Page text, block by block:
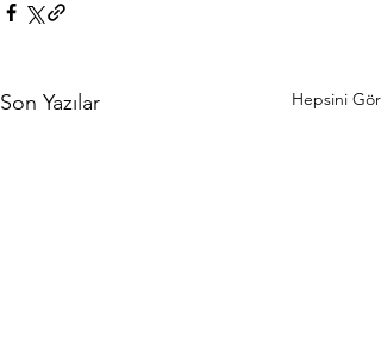
Son Yazılar Hepsini Gör